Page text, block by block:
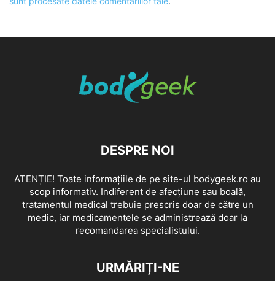
DESPRE NOI
ATENȚIE! Toate informațiile de pe site-ul bodygeek.ro au
scop informativ. Indiferent de afecțiune sau boală,
tratamentul medical trebuie prescris doar de către un
medic, iar medicamentele se administrează doar la
recomandarea specialistului.
URMĂRIȚI-NE